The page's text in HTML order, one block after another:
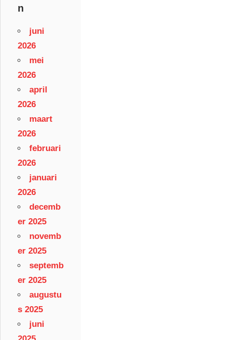
n
juni
2026
mei
2026
april
2026
maart
2026
februari
2026
januari
2026
decemb
er 2025
novemb
er 2025
septemb
er 2025
augustu
s 2025
juni